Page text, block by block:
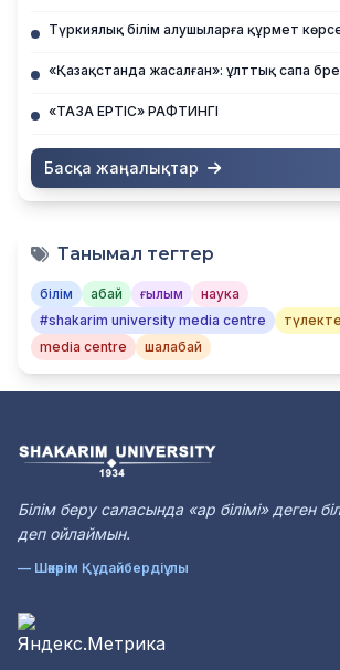
Түркиялық білім алушыларға құрмет
«Қазақстанда жасалған»:
«ТАЗА ЕРТІС» РАФТИНГІ
Басқа жаңалықтар
Танымал тегтер
білім абай ғылым
наука
#shakarim university media centre
media centre
шалабай
Білім беру саласында «ар білімі» деген
деп ойлаймын.
— Шәкәрім Құдайбердіұлы